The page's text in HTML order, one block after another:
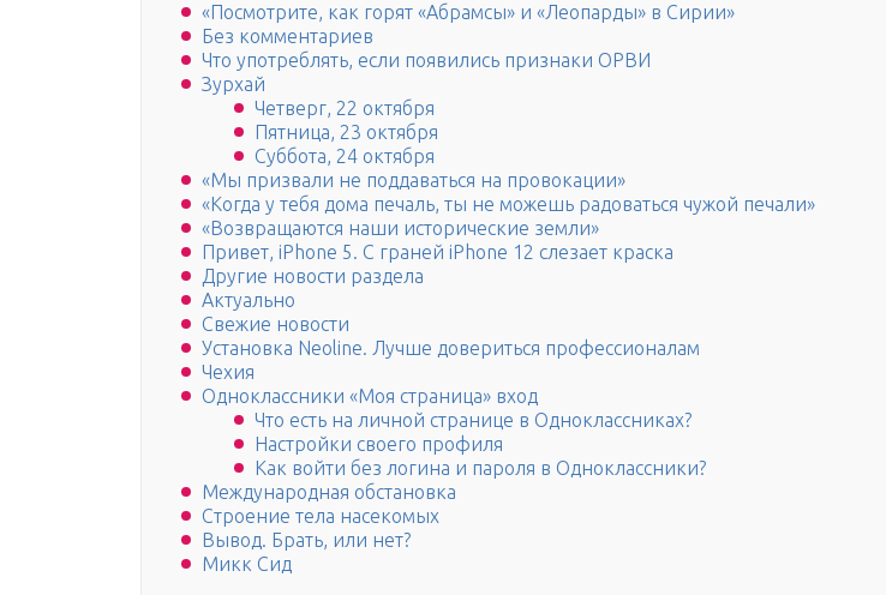
«Посмотрите, как горят «Абрамсы» и «Леопарды» в Сирии»
Без комментариев
Что употреблять, если появились признаки ОРВИ
Зурхай
Четверг, 22 октября
Пятница, 23 октября
Суббота, 24 октября
«Мы призвали не поддаваться на провокации»
«Когда у тебя дома печаль, ты не можешь радоваться чужой печали»
«Возвращаются наши исторические земли»
Привет, iPhone 5. С граней iPhone 12 слезает краска
Другие новости раздела
Актуально
Свежие новости
Установка Neoline. Лучше довериться профессионалам
Чехия
Одноклассники «Моя страница» вход
Что есть на личной странице в Одноклассниках?
Настройки своего профиля
Как войти без логина и пароля в Одноклассники?
Международная обстановка
Строение тела насекомых
Вывод. Брать, или нет?
Микк Сид